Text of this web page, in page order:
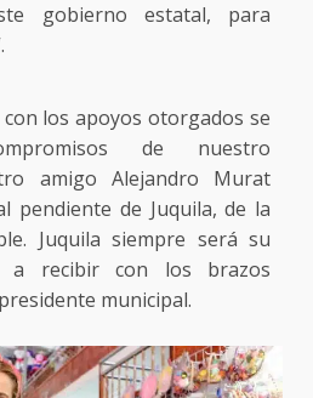
gobierno estatal, para
los apoyos otorgados se
de nuestro
amigo Alejandro Murat
pendiente de Juquila, de la
Juquila siempre será su
a recibir con los brazos
municipal.